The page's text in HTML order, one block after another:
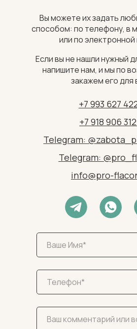
+7 993 627
+7 918 906
Telegram:
Telegram:
info@pro-
Вы можете их задать
способом: по телефону, в
или по электронной
Если вы не нашли нужный
напишите нам, и мы по
закажем его для